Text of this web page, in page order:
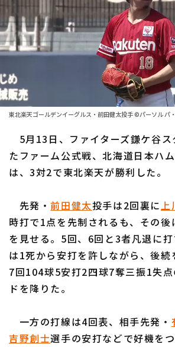
日程・結果
順位表･成績
ファーム東地区
ファーム西地区
交流戦
選手名鑑
選手名鑑トップ
北海道日本ハムファイターズ
東北楽天ゴールデンイーグルス
千葉ロッテマリーンズ
オリックス・バファローズ
福岡ソフトバンクホークス
ニュース
設定
東北楽天ゴールデンイーグルス・前田健太投手 ©パーソル パ
5月13日、ファイターズ鎌ケ谷ス
たファーム公式戦、北海道日本ハ
は、3対2で東北楽天が勝利した。
先発・前田健太投手は2回裏に上
時打で1点を先制されるも、その
を見せる。5回、6回と3者凡退に
は1死から安打を許しながら、後続
7回104球5安打2四球7奪三振1失
ドを降りた。
一方の打線は4回表、相手先発・
吉野創士選手の安打などで好機を